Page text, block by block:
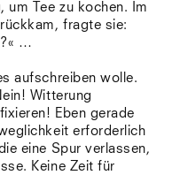
um Tee zu kochen. Im
fragte sie:
…
aufschreiben wolle.
Witterung
Eben gerade
erforderlich
eine Spur verlassen,
Keine Zeit für